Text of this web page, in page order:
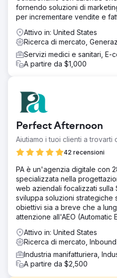
fornendo soluzioni di
per incrementare vendite e
Attivo in: United States
Ricerca di mercato,
Servizi medici e sanitari, E-
A partire da $1,000
Perfect Afternoon
Aiutiamo i tuoi clienti a trovarti
42 recensioni
PA è un'agenzia digitale con
specializzata nella
web aziendali focalizzati sulla
sviluppa soluzioni strategiche
obiettivi sia a breve che a
attenzione all'AEO (Automatic
Attivo in: United States
Ricerca di mercato,
Industria manifatturiera,
A partire da $2,500